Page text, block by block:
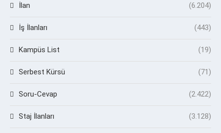
İlan (6.204)
İş İlanları (443)
Kampüs List (19)
Serbest Kürsü (71)
Soru-Cevap (2.422)
Staj İlanları (3.128)